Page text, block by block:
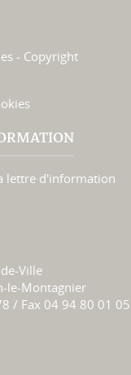
- Copyright
lettre d'information
Ville
le-Montagnier
/ Fax 04 94 80 01 05